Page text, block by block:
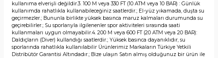
kullanıma elverişli değildir.3. 100 M veya 330 FT (10 ATM veya 10 BAR) : Günlük
kullanımda rahatlıkla kullanabileceğiniz saatlerdir.; El-yüz yıkamada, duşta su
geçirmezler.; Bununla birlikte yüksek basınca maruz kalmaları durumunda su
geçirebilirler.; Su sporlarıyla ilgilenenler spor aktiviteleri sırasında saati
kullanmaları uygun olmayabilir.4. 200 M veya 600 FT (20 ATM veya 20 BAR):
Daldıçların (Diver) kullandığı saatlerdir.; Yüksek basınca dayanıklıdır, su
sporlarında rahatlıkla kullanılabilir Ürünlerimiz Markaların Türkiye Yetkili
Distribütör Garantisi Altındadır.; Bize ulaşın Satın almış olduğunuz bir ürün ile